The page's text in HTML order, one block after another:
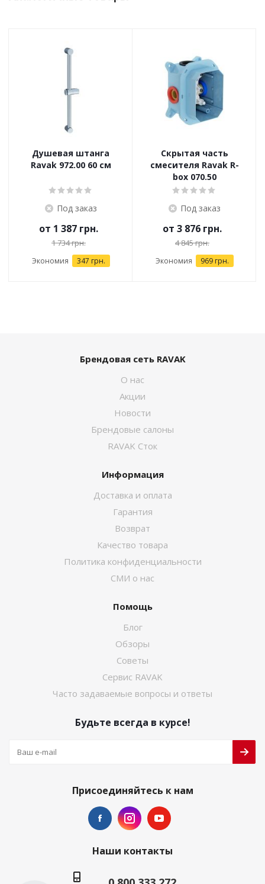
Душевая штанга
Ravak 972.00 60 см
Под заказ
от 1 387 грн.
1 734 грн.
Экономия 347 грн.
Скрытая часть
смесителя Ravak R-
box 070.50
Под заказ
от 3 876 грн.
4 845 грн.
Экономия 969 грн.
Брендовая сеть RAVAK
О нас
Акции
Новости
Брендовые салоны
RAVAK Сток
Информация
Доставка и оплата
Гарантия
Возврат
Качество товара
Политика конфиденциальности
СМИ о нас
Помощь
Блог
Обзоры
Советы
Сервис RAVAK
Часто задаваемые вопросы и ответы
Будьте всегда в курсе!
Присоединяйтесь к нам
Наши контакты